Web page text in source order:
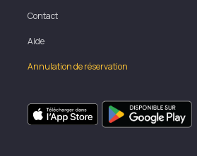
Contact
Aide
Annulation de réservation